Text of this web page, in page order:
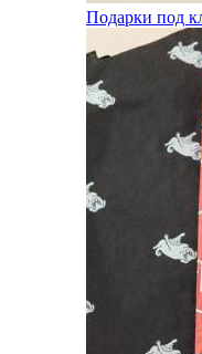
Подарки под